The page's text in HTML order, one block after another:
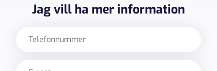
Jag vill ha mer information